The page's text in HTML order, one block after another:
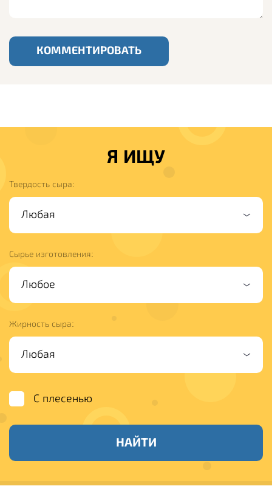
КОММЕНТИРОВАТЬ
Я ИЩУ
Твердость сыра:
Сырье изготовления:
Жирность сыра:
С плесенью
НАЙТИ